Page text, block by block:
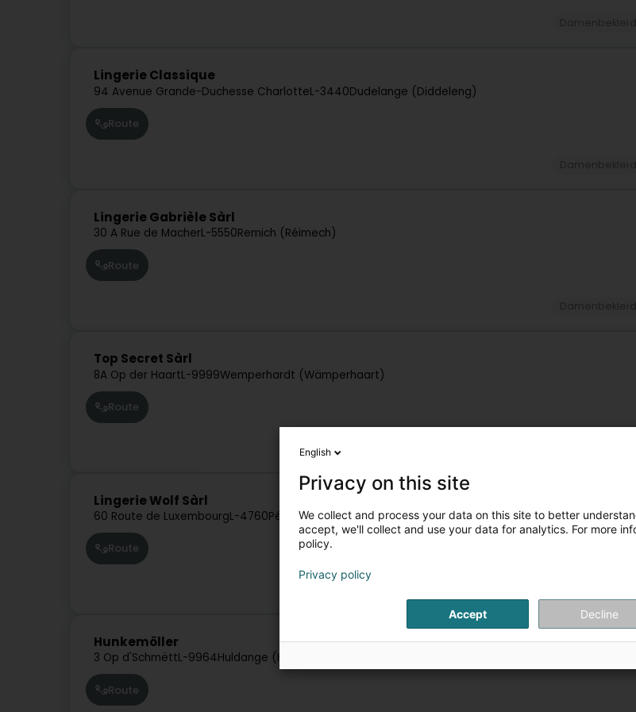
Lingerie Classique
94 Avenue Grande-Duchesse CharlotteL-3440Dudelange (Diddeleng)
Route
Lingerie Gabrièle Sàrl
30 A Rue de MacherL-5550Remich (Réimech)
Route
Top Secret Sàrl
8A Op der HaartL-9999Wemperhardt (Wämperhaart)
Route
Lingerie Wolf Sàrl
60 Route de LuxembourgL-4760Pétange (Péiteng)
Route
Hunkemöller
3 Op d'SchmëttL-9964Huldange (Huldang)
Route
English
Privacy on this site
We collect and process your data on this site to better
accept, we'll collect and use your data for analytics. For more
policy.
Privacy policy
Accept Decline